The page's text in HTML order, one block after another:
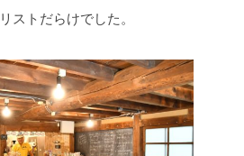
ストだらけでした。